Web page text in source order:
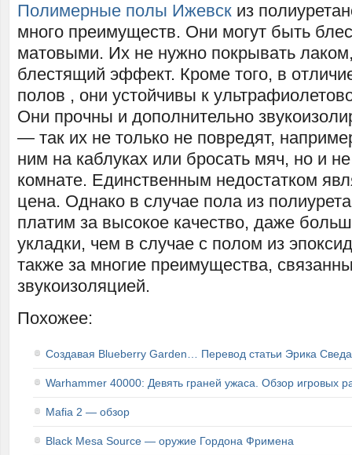
Полимерные полы Ижевск из
много преимуществ. Они могут быть
матовыми. Их не нужно покрывать
блестящий эффект. Кроме того, в
полов , они устойчивы к
Они прочны и дополнительно
— так их не только не повредят,
ним на каблуках или бросать мяч, но и
комнате. Единственным недостатком
цена. Однако в случае пола из
платим за высокое качество, даже
укладки, чем в случае с полом из
также за многие преимущества,
звукоизоляцией.
Похожее:
Создавая Blueberry Garden… Перевод статьи Эрика
Warhammer 40000: Девять граней ужаса. Обзор игровых
Mafia 2 — обзор
Black Mesa Source — оружие Гордона Фримена